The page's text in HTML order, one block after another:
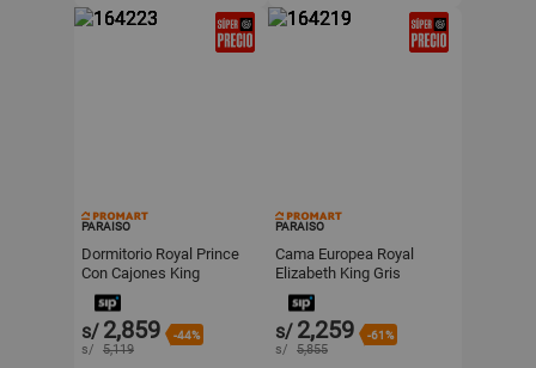
PARAISO
Dormitorio Royal Prince
Con Cajones King
Champagne Paraiso
s/ 2,859 -44%
s/ 5,119
PARAISO
Cama Europea Royal
Elizabeth King Gris
Paraiso
s/ 2,259 -61%
s/ 5,855